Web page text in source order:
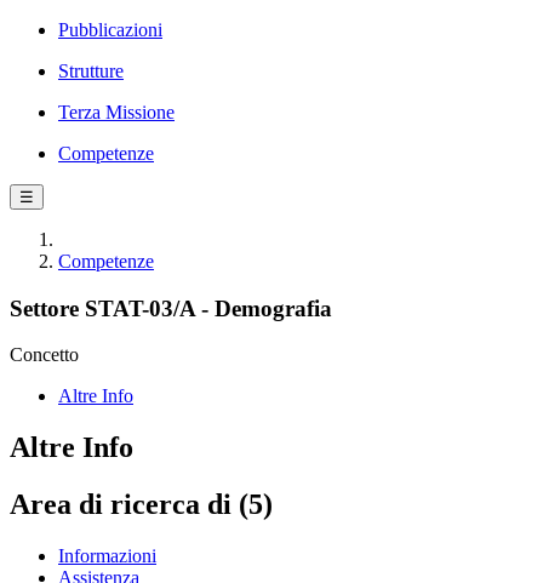
Pubblicazioni
Strutture
Terza Missione
Competenze
☰
Competenze
Settore STAT-03/A - Demografia
Concetto
Altre Info
Altre Info
Area di ricerca di (5)
Informazioni
Assistenza